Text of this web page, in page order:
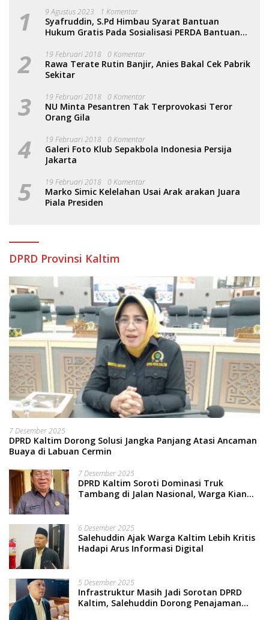
1 9 Agustus 2023 1 Komentar
Syafruddin, S.Pd Himbau Syarat Bantuan
Hukum Gratis Pada Sosialisasi PERDA Bantuan
2 19 Februari 2018 0 Komentar
Rawa Terate Rutin Banjir, Anies Bakal Cek Pabrik
Sekitar
3 19 Februari 2018 0 Komentar
NU Minta Pesantren Tak Terprovokasi Teror
Orang Gila
4 19 Februari 2018 0 Komentar
Galeri Foto Klub Sepakbola Indonesia Persija
Jakarta
5 19 Februari 2018 0 Komentar
Marko Simic Kelelahan Usai Arak arakan Juara
Piala Presiden
DPRD Provinsi Kaltim
7 Desember 2025
DPRD Kaltim Dorong Solusi Jangka Panjang Atasi Ancaman
Buaya di Labuan Cermin
7 Desember 2025
DPRD Kaltim Soroti Dominasi Truk
Tambang di Jalan Nasional, Warga Kian
6 Desember 2025
Salehuddin Ajak Warga Kaltim Lebih Kritis
Hadapi Arus Informasi Digital
5 Desember 2025
Infrastruktur Masih Jadi Sorotan DPRD
Kaltim, Salehuddin Dorong Penajaman